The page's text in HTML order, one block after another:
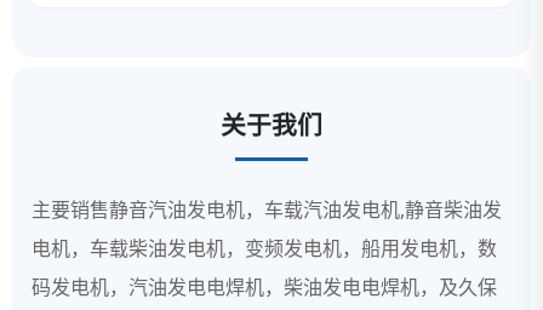
关于我们
主要销售静音汽油发电机，车载汽油发电机,静音柴油发
电机，车载柴油发电机，变频发电机，船用发电机，数
码发电机，汽油发电电焊机，柴油发电电焊机，及久保